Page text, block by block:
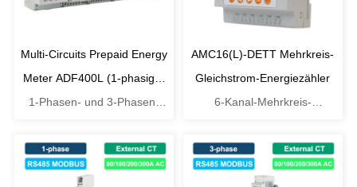
Multi-Circuits Prepaid Energy
Meter ADF400L (1-phasig &
3-phasig)
1-Phasen- und 3-Phasen-
AMC16(L)-DETT Mehrkreis-
Gleichstrom-Energiezähler
6-Kanal-Mehrkreis-